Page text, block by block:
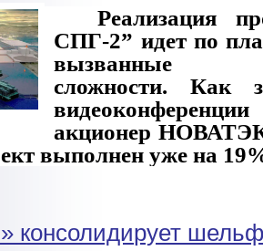
Реализация
СПГ-2” идет по
вызванные
сложности. Как
акционер
выполнен уже на
консолидирует